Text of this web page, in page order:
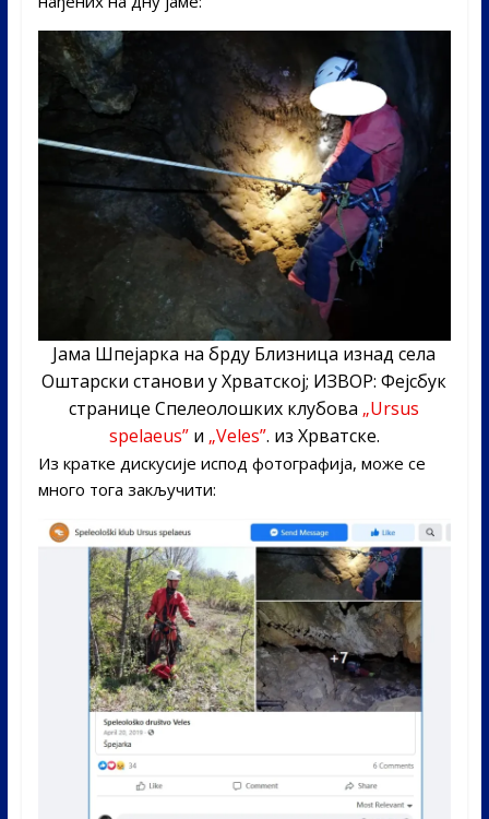
Јама Шпејарка на брду Близница изнад села
Оштарски станови у Хрватској; ИЗВОР: Фејсбук
странице Спелеолошких клубова „Ursus
spelaeus”и „Veles”. из Хрватске.
Из кратке дискусије испод фотографија, може се
много тога закључити: